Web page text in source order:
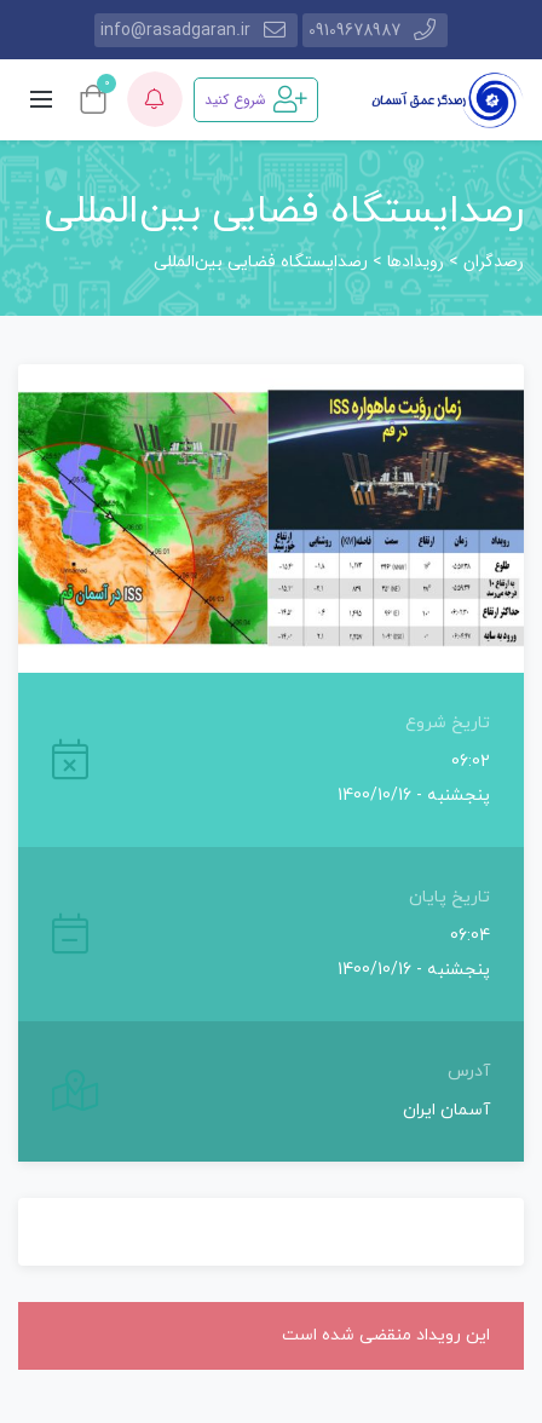
09109678987
info@rasadgaran.ir
شروع کنید
0
رصدایستگاه فضایی بین‌المللی
رصدگران>رویدادها > رصدایستگاه فضایی بین‌المللی
تاریخ شروع
06:02
پنجشنبه - 1400/10/16
تاریخ پایان
06:04
پنجشنبه - 1400/10/16
آدرس
آسمان ایران
این رویداد منقضی شده است